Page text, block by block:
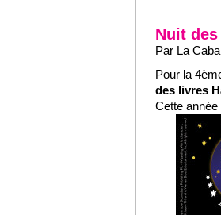
Nuit
Par La
Pour la
des livres
Cette